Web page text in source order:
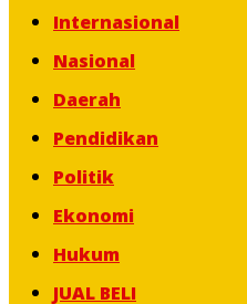
Internasional
Nasional
Daerah
Pendidikan
Politik
Ekonomi
Hukum
JUAL BELI